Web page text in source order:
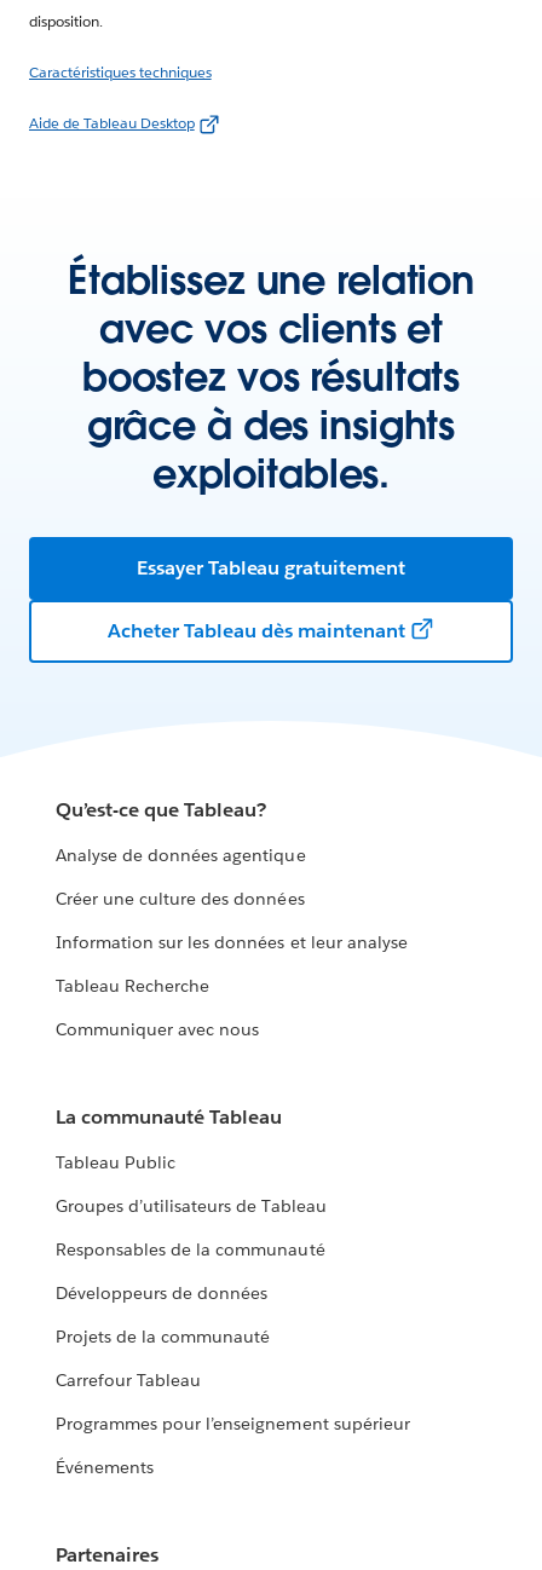
disposition.
Caractéristiques techniques
Aide de Tableau Desktop
Établissez une relation
avec vos clients et
boostez vos résultats
grâce à des insights
exploitables.
Essayer Tableau gratuitement
Acheter Tableau dès maintenant
Qu’est-ce que Tableau?
Analyse de données agentique
Créer une culture des données
Information sur les données et leur analyse
Tableau Recherche
Communiquer avec nous
La communauté Tableau
Tableau Public
Groupes d’utilisateurs de Tableau
Responsables de la communauté
Développeurs de données
Projets de la communauté
Carrefour Tableau
Programmes pour l’enseignement supérieur
Événements
Partenaires